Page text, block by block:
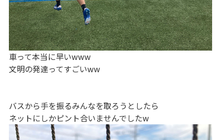
車って本当に早いwww
文明の発達ってすごいww
バスから手を振るみんなを取ろうとしたら
ネットにしかピント合いませんでしたw